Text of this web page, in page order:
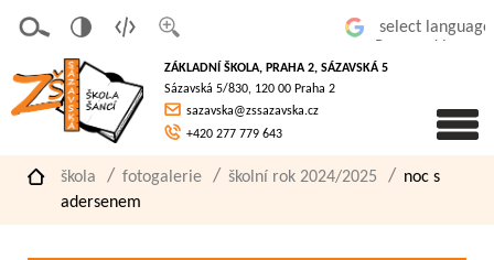
písmo
á
verze
pro
slaboz
raké
ZÁKLADNÍ ŠKOLA, PRAHA 2, SÁZAVSKÁ 5
Sázavská 5/830, 120 00 Praha 2
sazavska@zssazavska.cz
+420 277 779 643
škola fotogalerie školní rok 2024/2025
noc s
adersenem